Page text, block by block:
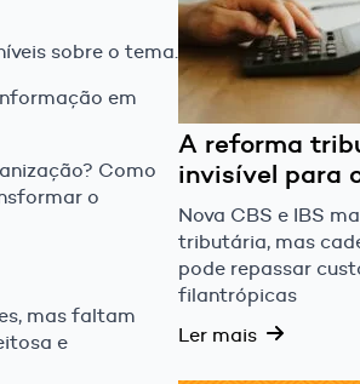
sobre o tema.
em
Como
o
mas faltam
e
A reforma
invisível para
Nova CBS e IBS
tributária, mas
pode repassar
filantrópicas
Ler mais